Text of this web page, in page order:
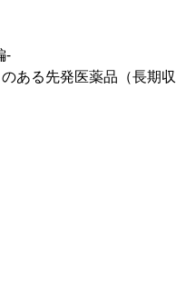
-
ある先発医薬品（長期収